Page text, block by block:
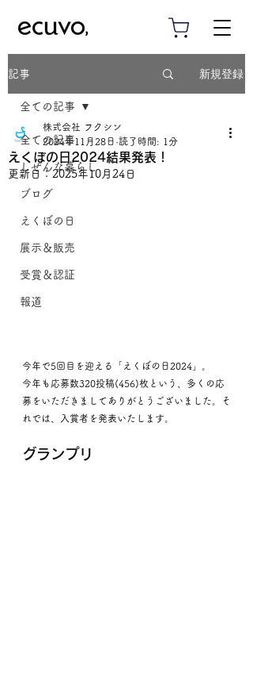
記事 新規登録
全ての記事
しぜんな暮らし
ブログ
えくぼの日
展示＆販売
受賞＆認証
報道
全ての記事
えくぼの日2024結果発表！
株式会社 フクシン
2024年11月28日 読了時間: 1分
更新日： 2025年10月24日
今年で5回目を迎える「えくぼの日2024」。
今年も応募数320投稿(456)枚という、多くの応
募をいただきましてありがとうございました。そ
れでは、入賞者を発表いたします。
グランプリ